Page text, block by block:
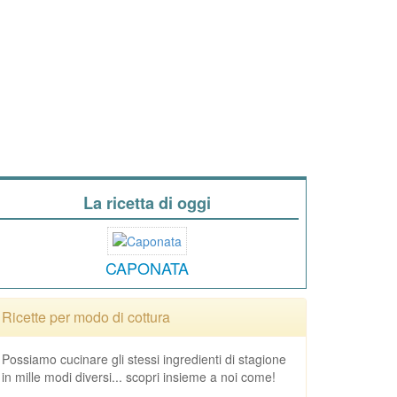
La ricetta di oggi
CAPONATA
Ricette per modo di cottura
Possiamo cucinare gli stessi ingredienti di stagione
in mille modi diversi... scopri insieme a noi come!